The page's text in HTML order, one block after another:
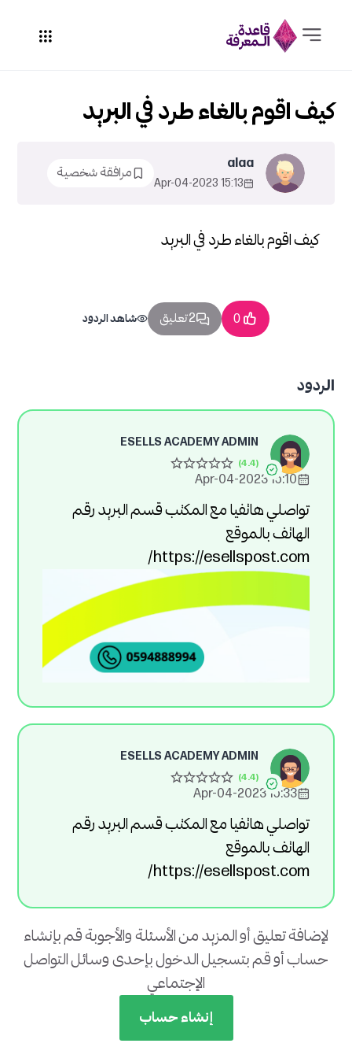
كيف اقوم بالغاء طرد في البريد
كيف اقوم بالغاء طرد في البريد
alaa
15:13 2023-Apr-04
مرافقة شخصية
0 2 تعليق شاهد الردود
الردود
ESELLS ACADEMY ADMIN
15:10 2023-Apr-04
تواصلي هاتفيا مع المكتب قسم البريد رقم
الهاتف بالموقع
https://esellspost.com/
ESELLS ACADEMY ADMIN
15:33 2023-Apr-04
تواصلي هاتفيا مع المكتب قسم البريد رقم
الهاتف بالموقع
https://esellspost.com/
لإضافة تعليق أو المزيد من الأسئلة والأجوبة قم بإنشاء
حساب أو قم بتسجيل الدخول بإحدى وسائل التواصل
الإجتماعي
إنشاء حساب